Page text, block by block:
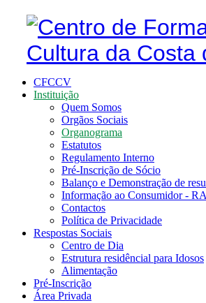
CFCCV
Instituição
Quem Somos
Orgãos Sociais
Organograma
Estatutos
Regulamento Interno
Pré-Inscrição de Sócio
Balanço e Demonstração de
Informação ao Consumidor -
Contactos
Política de Privacidade
Respostas Sociais
Centro de Dia
Estrutura residêncial para Idosos
Alimentação
Pré-Inscrição
Área Privada